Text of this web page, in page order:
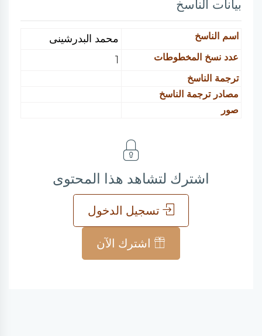
بيانات الناسخ
اسم الناسخ محمد البدرشينى
عدد نسخ المخطوطات 1
ترجمة الناسخ
مصادر ترجمة الناسخ
صور
اشترك لتشاهد هذا المحتوى
تسجيل الدخول
اشترك الآن